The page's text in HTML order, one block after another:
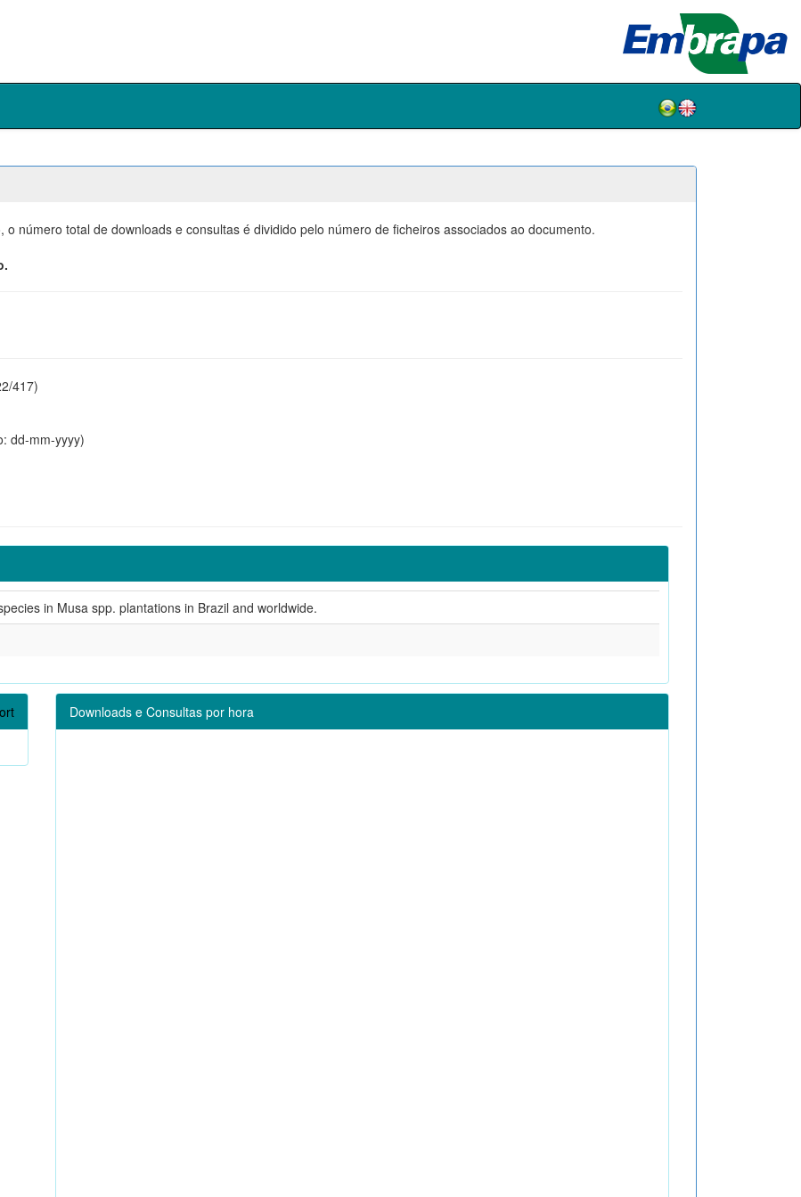
número total de downloads e consultas é dividido pelo número de ficheiros associados ao documento.
417)
dd-mm-yyyy)
in Musa spp. plantations in Brazil and worldwide.
Downloads e Consultas por hora